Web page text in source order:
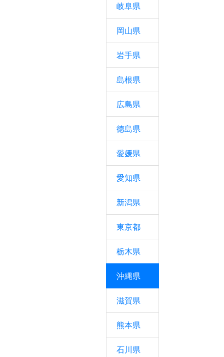
岐阜県
岡山県
岩手県
島根県
広島県
徳島県
愛媛県
愛知県
新潟県
東京都
栃木県
沖縄県
滋賀県
熊本県
石川県